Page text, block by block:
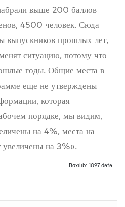
выше 200 баллов
4500 человек. Сюда
выпускников прошлых лет,
ситуацию, потому что
годы. Общие места в
еще не утверждены
которая
порядке, мы видим,
на 4%, места на
увеличены на 3%».
Baxılıb: 1097 dəfə